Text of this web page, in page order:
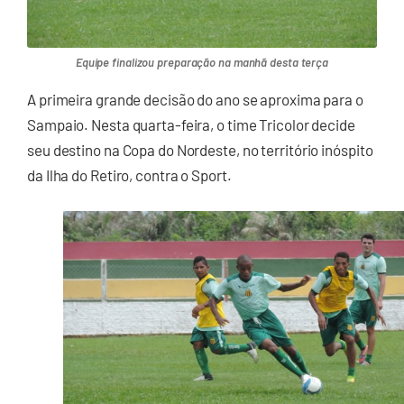
Equipe finalizou preparação na manhã desta terça
A primeira grande decisão do ano se aproxima para o
Sampaio. Nesta quarta-feira, o time Tricolor decide
seu destino na Copa do Nordeste, no território inóspito
da Ilha do Retiro, contra o Sport.